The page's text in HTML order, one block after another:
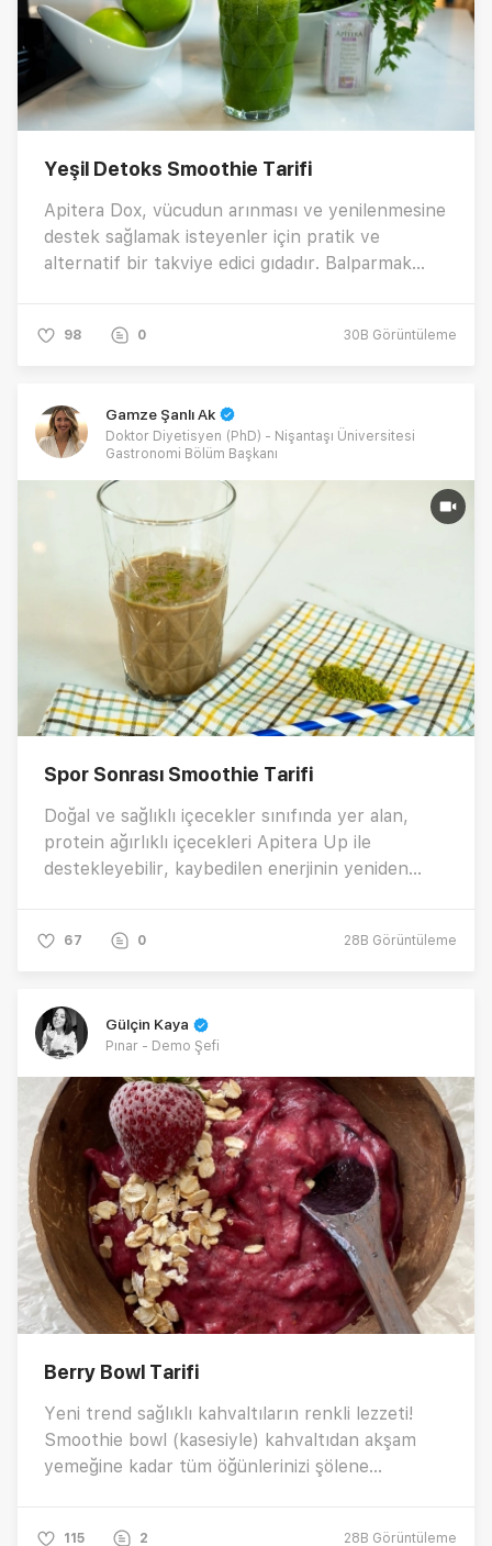
Yeşil Detoks Smoothie Tarifi
Apitera Dox, vücudun arınması ve yenilenmesine
destek sağlamak isteyenler için pratik ve
alternatif bir takviye edici gıdadır. Balparmak
isteyenlere özel hazırlanan bu tarifi hemen
98 0 30B Görüntüleme
Gamze Şanlı Ak
Doktor Diyetisyen (PhD) - Nişantaşı Üniversitesi
Gastronomi Bölüm Başkanı
Spor Sonrası Smoothie Tarifi
Doğal ve sağlıklı içecekler sınıfında yer alan,
protein ağırlıklı içecekleri Apitera Up ile
destekleyebilir, kaybedilen enerjinin yeniden
derece kolay ve lezzetli Apiteralı Smoothie tarifi
67 0 28B Görüntüleme
Gülçin Kaya
Pınar - Demo Şefi
Berry Bowl Tarifi
Yeni trend sağlıklı kahvaltıların renkli lezzeti!
Smoothie bowl (kasesiyle) kahvaltıdan akşam
yemeğine kadar tüm öğünlerinizi şölene
115 2 28B Görüntüleme